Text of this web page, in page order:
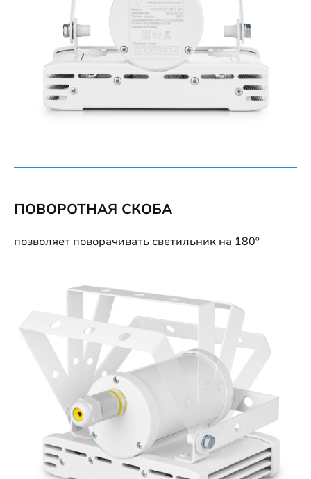
ПОВОРОТНАЯ СКОБА
позволяет поворачивать светильник на 180º